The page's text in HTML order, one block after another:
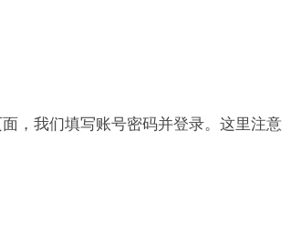
，我们填写账号密码并登录。这里注意